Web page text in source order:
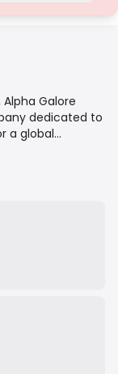
minimum, lesen ini
operasi, ia
kepada pedagang.
Galore
dedicated to
a global
a network of
films,
to the